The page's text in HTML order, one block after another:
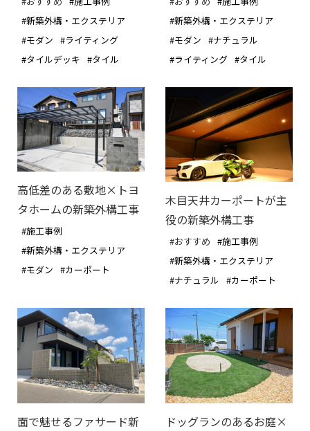
#新築外構・エクステリア
#モダン #ライティング
#タイルデッキ #タイル
#新築外構・エクステリア
#モダン #ナチュラル
#ライティング #タイル
高低差のある敷地×トヨ
タホームの新築外構工事
#施工事例
#新築外構・エクステリア
#モダン #カーポート
木目天井カーポートが主
役の新築外構工事
#おすすめ #施工事例
#新築外構・エクステリア
#ナチュラル #カーポート
面で魅せるファサード新
ドッグランのあるお庭×